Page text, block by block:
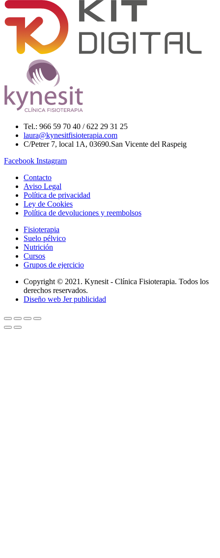
Tel.: 966 59 70 40 / 622 29 31 25
laura@kynesitfisioterapia.com
C/Petrer 7, local 1A, 03690.San Vicente del Raspeig
Facebook Instagram
Contacto
Aviso Legal
Política de privacidad
Ley de Cookies
Política de devoluciones y reembolsos
Fisioterapia
Suelo pélvico
Nutrición
Cursos
Grupos de ejercicio
Copyright © 2021. Kynesit - Clínica Fisioterapia. Todos los
derechos reservados.
Diseño web Jer publicidad